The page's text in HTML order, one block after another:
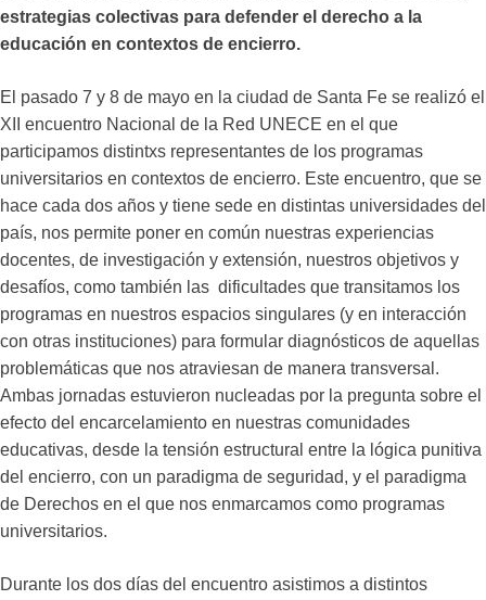
estrategias colectivas para defender el derecho a la
educación en contextos de encierro.
El pasado 7 y 8 de mayo en la ciudad de Santa Fe se realizó el
XII encuentro Nacional de la Red UNECE en el que
participamos distintxs representantes de los programas
universitarios en contextos de encierro. Este encuentro, que se
hace cada dos años y tiene sede en distintas universidades del
país, nos permite poner en común nuestras experiencias
docentes, de investigación y extensión, nuestros objetivos y
desafíos, como también las dificultades que transitamos los
programas en nuestros espacios singulares (y en interacción
con otras instituciones) para formular diagnósticos de aquellas
problemáticas que nos atraviesan de manera transversal.
Ambas jornadas estuvieron nucleadas por la pregunta sobre el
efecto del encarcelamiento en nuestras comunidades
educativas, desde la tensión estructural entre la lógica punitiva
del encierro, con un paradigma de seguridad, y el paradigma
de Derechos en el que nos enmarcamos como programas
universitarios.
Durante los dos días del encuentro asistimos a distintos